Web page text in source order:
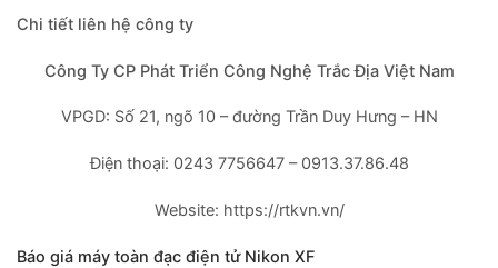
Chi tiết liên hệ công ty
Công Ty CP Phát Triển Công Nghệ Trắc Địa Việt Nam
VPGD: Số 21, ngõ 10 – đường Trần Duy Hưng – HN
Điện thoại: 0243 7756647 – 0913.37.86.48
Website: https://rtkvn.vn/
Báo giá máy toàn đạc điện tử Nikon XF